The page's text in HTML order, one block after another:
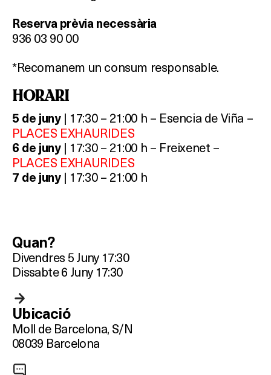
Reserva prèvia necessària
936 03 90 00
*Recomanem un consum responsable.
HORARI
5 de juny | 17:30 – 21:00 h – Esencia de Viña –
PLACES EXHAURIDES
6 de juny | 17:30 – 21:00 h – Freixenet –
PLACES EXHAURIDES
7 de juny| 17:30 – 21:00 h
Quan?
Divendres 5 Juny 17:30
Dissabte 6 Juny 17:30
Ubicació
Moll de Barcelona, S/N
08039 Barcelona